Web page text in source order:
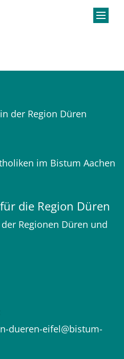
der Region Düren
im Bistum Aachen
die Region Düren
Regionen Düren und
dueren-eifel@bistum-